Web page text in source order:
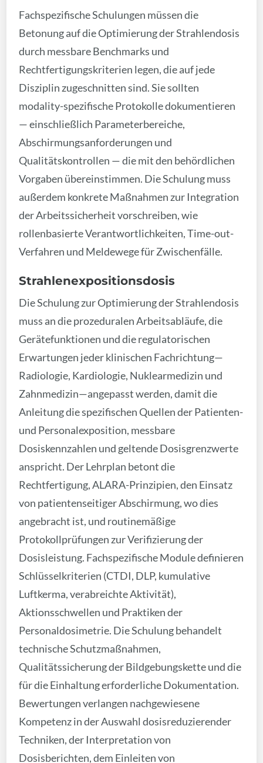
Fachspezifische Schulungen müssen die
Betonung auf die Optimierung der Strahlendosis
durch messbare Benchmarks und
Rechtfertigungskriterien legen, die auf jede
Disziplin zugeschnitten sind. Sie sollten
modality-spezifische Protokolle dokumentieren
— einschließlich Parameterbereiche,
Abschirmungsanforderungen und
Qualitätskontrollen — die mit den behördlichen
Vorgaben übereinstimmen. Die Schulung muss
außerdem konkrete Maßnahmen zur Integration
der Arbeitssicherheit vorschreiben, wie
rollenbasierte Verantwortlichkeiten, Time-out-
Verfahren und Meldewege für Zwischenfälle.
Strahlenexpositionsdosis
Die Schulung zur Optimierung der Strahlendosis
muss an die prozeduralen Arbeitsabläufe, die
Gerätefunktionen und die regulatorischen
Erwartungen jeder klinischen Fachrichtung—
Radiologie, Kardiologie, Nuklearmedizin und
Zahnmedizin—angepasst werden, damit die
Anleitung die spezifischen Quellen der Patienten-
und Personalexposition, messbare
Dosiskennzahlen und geltende Dosisgrenzwerte
anspricht. Der Lehrplan betont die
Rechtfertigung, ALARA-Prinzipien, den Einsatz
von patientenseitiger Abschirmung, wo dies
angebracht ist, und routinemäßige
Protokollprüfungen zur Verifizierung der
Dosisleistung. Fachspezifische Module definieren
Schlüsselkriterien (CTDI, DLP, kumulative
Luftkerma, verabreichte Aktivität),
Aktionsschwellen und Praktiken der
Personaldosimetrie. Die Schulung behandelt
technische Schutzmaßnahmen,
Qualitätssicherung der Bildgebungskette und die
für die Einhaltung erforderliche Dokumentation.
Bewertungen verlangen nachgewiesene
Kompetenz in der Auswahl dosisreduzierender
Techniken, der Interpretation von
Dosisberichten, dem Einleiten von